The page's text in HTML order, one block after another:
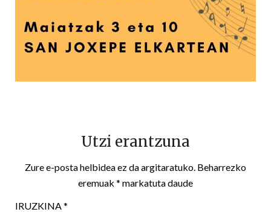
Utzi erantzuna
Zure e-posta helbidea ez da argitaratuko. Beharrezko
eremuak * markatuta daude
IRUZKINA*